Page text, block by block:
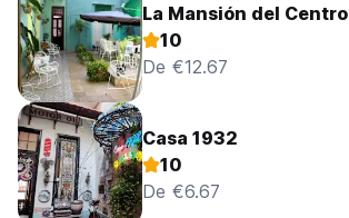
La Mansión del Centro
10
De €12.67
Casa 1932
10
De €6.67